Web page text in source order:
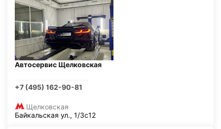
Автосервис Щелковская
+7 (495) 162-90-81
Щелковская
Байкальская ул., 1/3с12